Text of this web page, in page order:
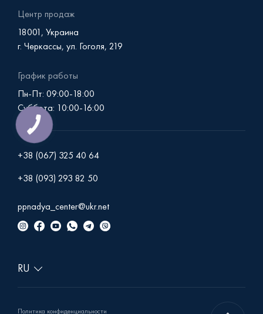
Центр продаж
18001, Украина
г. Черкассы, ул. Гоголя, 219
График работы
Пн-Пт: 09:00-18:00
Суббота: 10:00-16:00
+38 (067) 325 40 64
+38 (093) 293 82 50
ppnadya_center@ukr.net
Политика конфиденциальности